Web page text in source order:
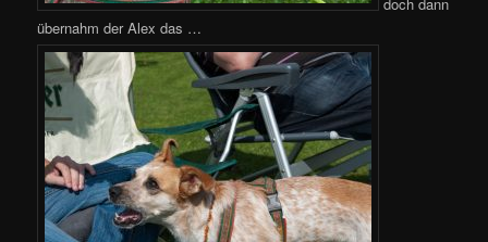
doch dann
übernahm der Alex das …